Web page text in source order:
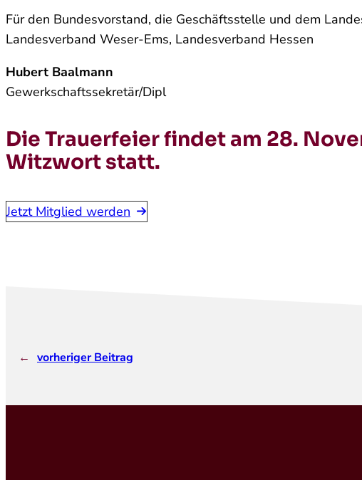
Für den Bundesvorstand, die Geschäftsstelle und dem
Landesverband Weser-Ems, Landesverband Hessen
Hubert Baalmann
Gewerkschaftssekretär/Dipl
Die Trauerfeier findet am 28.
Witzwort statt.
Jetzt Mitglied werden
← vorheriger Beitrag